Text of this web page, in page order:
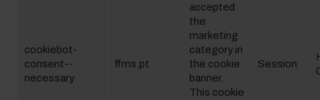
cookiebot-
consent--
necessary
ffms.pt
accepted
the
marketing
category in
the cookie
banner.
This cookie
Session